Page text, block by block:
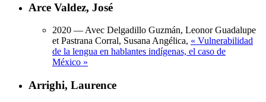
Arce Valdez, José
2020 — Avec Delgadillo Guzmán, Leonor Guadalupe
et Pastrana Corral, Susana Angélica, « Vulnerabilidad
de la lengua en hablantes indígenas, el caso de
México »
Arrighi, Laurence